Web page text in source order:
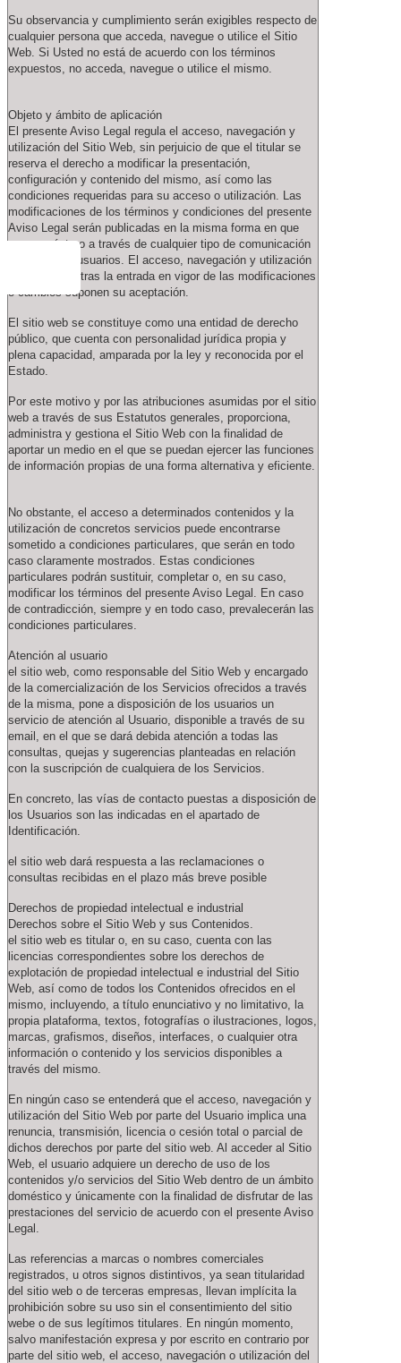
Su observancia y cumplimiento serán exigibles respecto de
cualquier persona que acceda, navegue o utilice el Sitio
Web. Si Usted no está de acuerdo con los términos
expuestos, no acceda, navegue o utilice el mismo.
Objeto y ámbito de aplicación
El presente Aviso Legal regula el acceso, navegación y
utilización del Sitio Web, sin perjuicio de que el titular se
reserva el derecho a modificar la presentación,
configuración y contenido del mismo, así como las
condiciones requeridas para su acceso o utilización. Las
modificaciones de los términos y condiciones del presente
Aviso Legal serán publicadas en la misma forma en que
aparece éste o a través de cualquier tipo de comunicación
dirigida a los usuarios. El acceso, navegación y utilización
del Sitio Web tras la entrada en vigor de las modificaciones
o cambios suponen su aceptación.
El sitio web se constituye como una entidad de derecho
público, que cuenta con personalidad jurídica propia y
plena capacidad, amparada por la ley y reconocida por el
Estado.
Por este motivo y por las atribuciones asumidas por el sitio
web a través de sus Estatutos generales, proporciona,
administra y gestiona el Sitio Web con la finalidad de
aportar un medio en el que se puedan ejercer las funciones
de información propias de una forma alternativa y eficiente.
No obstante, el acceso a determinados contenidos y la
utilización de concretos servicios puede encontrarse
sometido a condiciones particulares, que serán en todo
caso claramente mostrados. Estas condiciones
particulares podrán sustituir, completar o, en su caso,
modificar los términos del presente Aviso Legal. En caso
de contradicción, siempre y en todo caso, prevalecerán las
condiciones particulares.
Atención al usuario
el sitio web, como responsable del Sitio Web y encargado
de la comercialización de los Servicios ofrecidos a través
de la misma, pone a disposición de los usuarios un
servicio de atención al Usuario, disponible a través de su
email, en el que se dará debida atención a todas las
consultas, quejas y sugerencias planteadas en relación
con la suscripción de cualquiera de los Servicios.
En concreto, las vías de contacto puestas a disposición de
los Usuarios son las indicadas en el apartado de
Identificación.
el sitio web dará respuesta a las reclamaciones o
consultas recibidas en el plazo más breve posible
Derechos de propiedad intelectual e industrial
Derechos sobre el Sitio Web y sus Contenidos.
el sitio web es titular o, en su caso, cuenta con las
licencias correspondientes sobre los derechos de
explotación de propiedad intelectual e industrial del Sitio
Web, así como de todos los Contenidos ofrecidos en el
mismo, incluyendo, a título enunciativo y no limitativo, la
propia plataforma, textos, fotografías o ilustraciones, logos,
marcas, grafismos, diseños, interfaces, o cualquier otra
información o contenido y los servicios disponibles a
través del mismo.
En ningún caso se entenderá que el acceso, navegación y
utilización del Sitio Web por parte del Usuario implica una
renuncia, transmisión, licencia o cesión total o parcial de
dichos derechos por parte del sitio web. Al acceder al Sitio
Web, el usuario adquiere un derecho de uso de los
contenidos y/o servicios del Sitio Web dentro de un ámbito
doméstico y únicamente con la finalidad de disfrutar de las
prestaciones del servicio de acuerdo con el presente Aviso
Legal.
Las referencias a marcas o nombres comerciales
registrados, u otros signos distintivos, ya sean titularidad
del sitio web o de terceras empresas, llevan implícita la
prohibición sobre su uso sin el consentimiento del sitio
webe o de sus legítimos titulares. En ningún momento,
salvo manifestación expresa y por escrito en contrario por
parte del sitio web, el acceso, navegación o utilización del